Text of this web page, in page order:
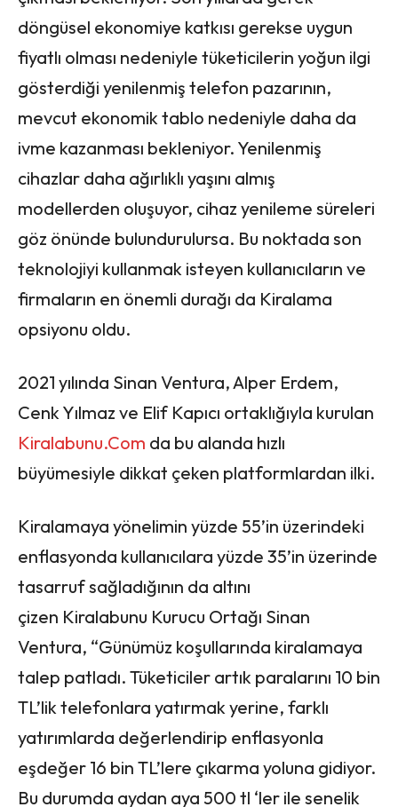
döngüsel ekonomiye katkısı gerekse uygun
fiyatlı olması nedeniyle tüketicilerin yoğun ilgi
gösterdiği yenilenmiş telefon pazarının,
mevcut ekonomik tablo nedeniyle daha da
ivme kazanması bekleniyor. Yenilenmiş
cihazlar daha ağırlıklı yaşını almış
modellerden oluşuyor, cihaz yenileme süreleri
göz önünde bulundurulursa. Bu noktada son
teknolojiyi kullanmak isteyen kullanıcıların ve
firmaların en önemli durağı da Kiralama
opsiyonu oldu.
2021 yılında Sinan Ventura, Alper Erdem,
Cenk Yılmaz ve Elif Kapıcı ortaklığıyla kurulan
Kiralabunu.Com da bu alanda hızlı
büyümesiyle dikkat çeken platformlardan ilki.
Kiralamaya yönelimin yüzde 55’in üzerindeki
enflasyonda kullanıcılara yüzde 35’in üzerinde
tasarruf sağladığının da altını
çizen Kiralabunu Kurucu Ortağı Sinan
Ventura, “Günümüz koşullarında kiralamaya
talep patladı. Tüketiciler artık paralarını 10 bin
TL’lik telefonlara yatırmak yerine, farklı
yatırımlarda değerlendirip enflasyonla
eşdeğer 16 bin TL’lere çıkarma yoluna gidiyor.
Bu durumda aydan aya 500 tl ‘ler ile senelik